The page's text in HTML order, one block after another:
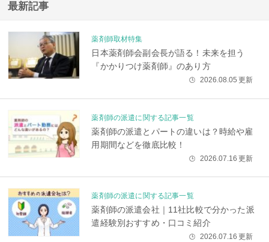
最新記事
薬剤師取材特集
日本薬剤師会副会長が語る！未来を担う
『かかりつけ薬剤師』のあり方
🕒 2026.08.05 更新
薬剤師の派遣に関する記事一覧
薬剤師の派遣とパートの違いは？時給や雇
用期間などを徹底比較！
🕒 2026.07.16 更新
薬剤師の派遣に関する記事一覧
薬剤師の派遣会社｜11社比較で分かった派
遣経験別おすすめ・口コミ紹介
🕒 2026.07.16 更新